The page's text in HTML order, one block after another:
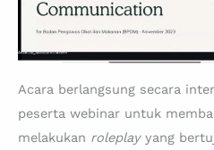
Acara berlangsung secara
peserta webinar untuk
melakukan roleplay yang